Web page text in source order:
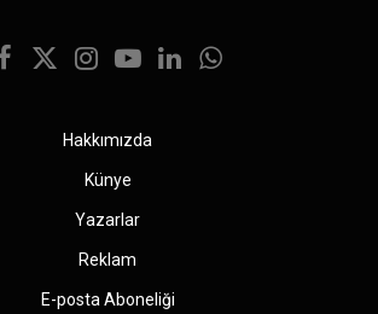
Facebook
X
Instagram
YouTubeLinkedInWhatsApp
Hakkımızda
Künye
Yazarlar
Reklam
E-posta Aboneliği